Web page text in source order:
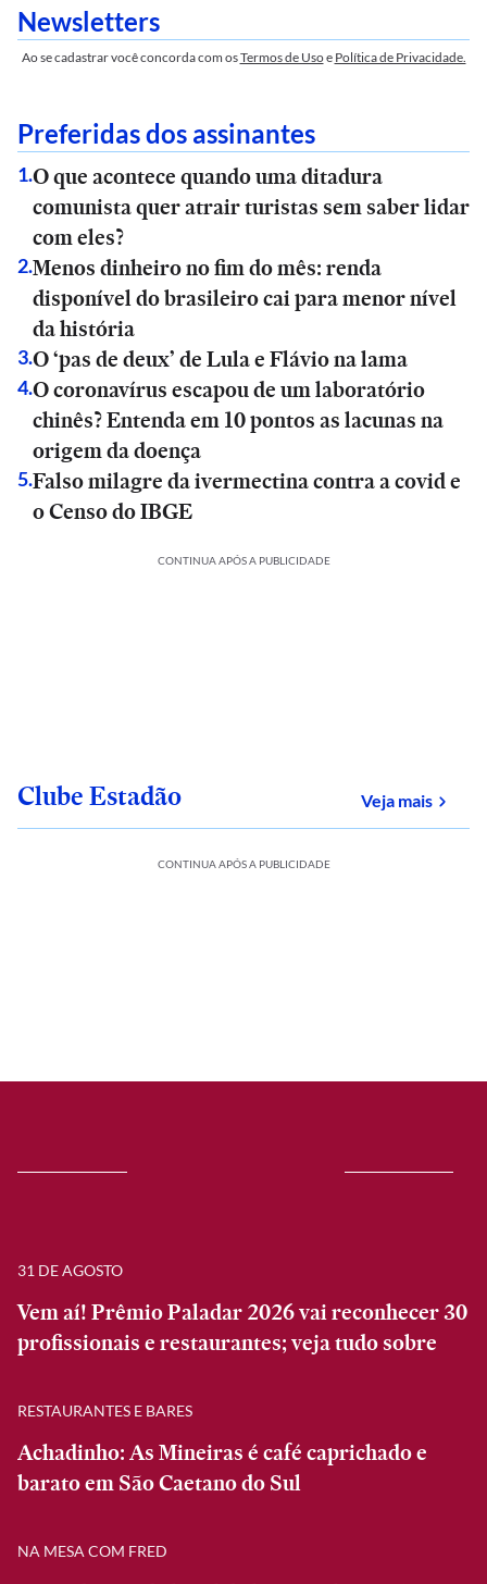
Newsletters
Ao se cadastrar você concorda com osTermos de Usoe Política de Privacidade.
Preferidas dos assinantes
1.O que acontece quando uma ditadura
comunista quer atrair turistas sem saber lidar
com eles?
2.Menos dinheiro no fim do mês: renda
disponível do brasileiro cai para menor nível
da história
3.O ‘pas de deux’ de Lula e Flávio na lama
4.O coronavírus escapou de um laboratório
chinês? Entenda em 10 pontos as lacunas na
origem da doença
5.Falso milagre da ivermectina contra a covid e
o Censo do IBGE
CONTINUA APÓS A PUBLICIDADE
Clube Estadão Veja maissobre
CONTINUA APÓS A PUBLICIDADE
31 DE AGOSTO
Vem aí! Prêmio Paladar 2026 vai reconhecer 30
profissionais e restaurantes; veja tudo sobre
RESTAURANTES E BARES
Achadinho: As Mineiras é café caprichado e
barato em São Caetano do Sul
NA MESA COM FRED